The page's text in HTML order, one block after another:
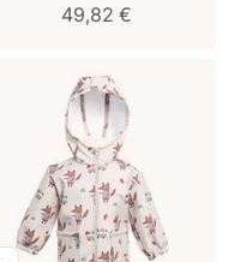
Predajná cena
49,82 €